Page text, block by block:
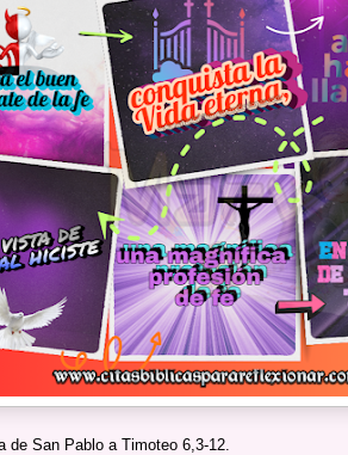
de San Pablo a Timoteo 6,3-12.